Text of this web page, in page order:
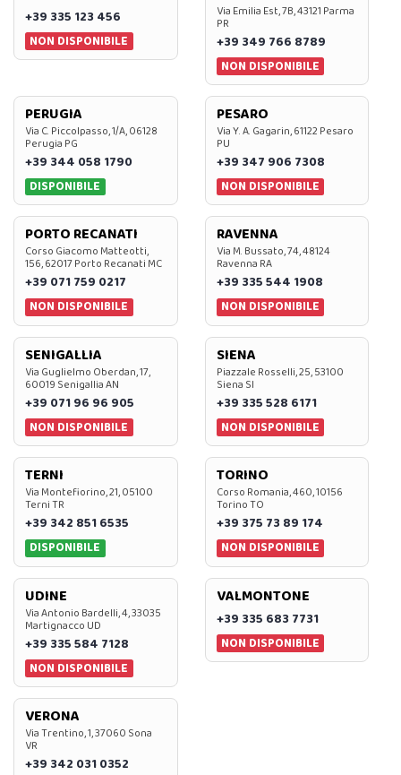
+39 335 123 456
NON DISPONIBILE
Via Emilia Est, 7B, 43121 Parma
PR
+39 349 766 8789
NON DISPONIBILE
PERUGIA
Via C. Piccolpasso, 1/A, 06128
Perugia PG
+39 344 058 1790
DISPONIBILE
PESARO
Via Y. A. Gagarin, 61122 Pesaro
PU
+39 347 906 7308
NON DISPONIBILE
PORTO RECANATI
Corso Giacomo Matteotti,
156, 62017 Porto Recanati MC
+39 071 759 0217
NON DISPONIBILE
RAVENNA
Via M. Bussato, 74, 48124
Ravenna RA
+39 335 544 1908
NON DISPONIBILE
SENIGALLIA
Via Guglielmo Oberdan, 17,
60019 Senigallia AN
+39 071 96 96 905
NON DISPONIBILE
SIENA
Piazzale Rosselli, 25, 53100
Siena SI
+39 335 528 6171
NON DISPONIBILE
TERNI
Via Montefiorino, 21, 05100
Terni TR
+39 342 851 6535
DISPONIBILE
TORINO
Corso Romania, 460, 10156
Torino TO
+39 375 73 89 174
NON DISPONIBILE
UDINE
Via Antonio Bardelli, 4, 33035
Martignacco UD
+39 335 584 7128
NON DISPONIBILE
VALMONTONE
+39 335 683 7731
NON DISPONIBILE
VERONA
Via Trentino, 1, 37060 Sona
VR
+39 342 031 0352